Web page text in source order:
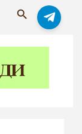
search